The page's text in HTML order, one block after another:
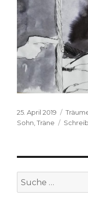
Veröffentlicht
am
25. April 2019
Sohn ,Träne
Suche
nach: